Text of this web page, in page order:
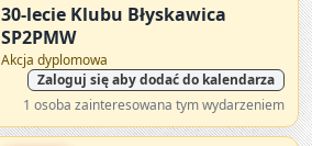
30-lecie Klubu Błyskawica
SP2PMW
Akcja dyplomowa
Zaloguj się aby dodać do kalendarza
1 osoba zainteresowana tym wydarzeniem